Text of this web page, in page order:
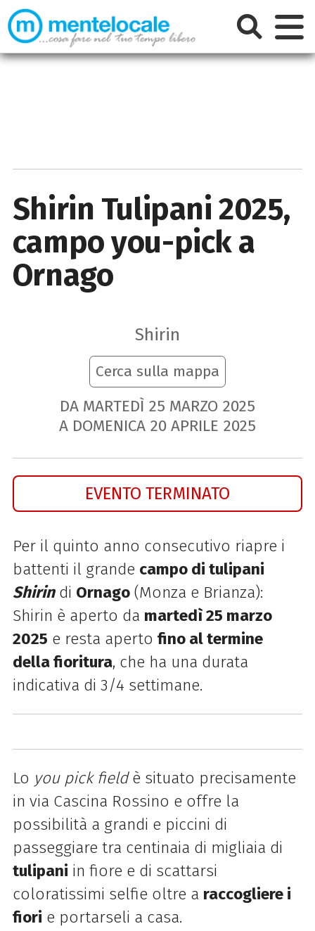
Shirin Tulipani 2025,
campo you-pick a
Ornago
Shirin
Cerca sulla mappa
DA MARTEDÌ 25 MARZO 2025
A DOMENICA 20 APRILE 2025
EVENTO TERMINATO
Per il quinto anno consecutivo riapre i
battenti il grande campo di tulipani
Shirindi Ornago(Monza e Brianza):
Shirin è aperto da martedì 25 marzo
2025 e resta aperto fino al termine
della fioritura, che ha una durata
indicativa di 3/4 settimane.
Lo you pick fieldè situato precisamente
in via Cascina Rossino e offre la
possibilità a grandi e piccini di
passeggiare tra centinaia di migliaia di
tulipani in fiore e di scattarsi
coloratissimi selfie oltre a raccogliere i
fiori e portarseli a casa.